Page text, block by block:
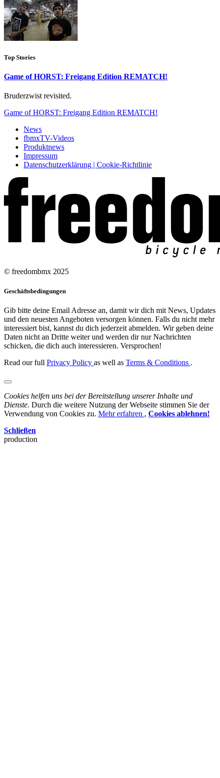
Top Stories
Game of HORST: Freigang Edition REMATCH!
Bruderzwist revisited.
Game of HORST: Freigang Edition REMATCH!
News
fbmxTV-Videos
Produktnews
Impressum
Datenschutzerklärung | Cookie-Richtlinie
© freedombmx 2025
Geschäftsbedingungen
Gib bitte deine Email Adresse an, damit wir dich mit News, Updates
und den neuesten Angeboten versorgen können. Falls du nicht mehr
interessiert bist, kannst du dich jederzeit abmelden. Wir geben deine
Daten nicht an Dritte weiter und werden dir nur Nachrichten
schicken, die dich auch interessieren. Versprochen!
Read our full Privacy Policy as well as Terms & Conditions .
Cookies helfen uns bei der Bereitstellung unserer Inhalte und
Dienste. Durch die weitere Nutzung der Webseite stimmen Sie der
Verwendung von Cookies zu. Mehr erfahren , Cookies ablehnen!
Schließen
production